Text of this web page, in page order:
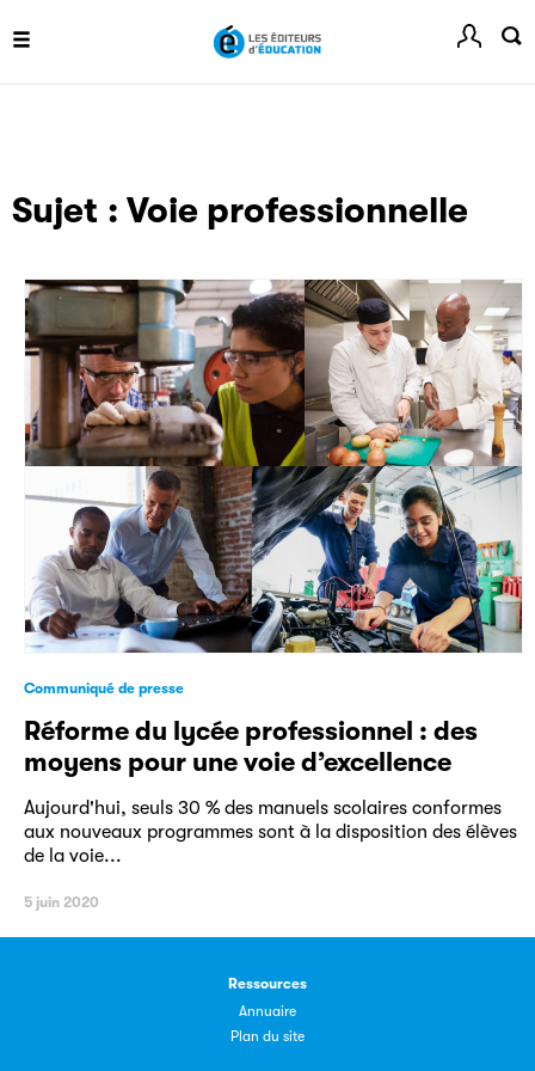
Sujet : Voie professionnelle
Communiqué de presse
Réforme du lycée professionnel : des
moyens pour une voie d’excellence
Aujourd'hui, seuls 30 % des manuels scolaires conformes
aux nouveaux programmes sont à la disposition des élèves
de la voie...
5 juin 2020
Ressources
Annuaire
Plan du site
Clic.EDIt
Clic.EDIt, pour faciliter les échanges informatisés entre
tous les acteurs de la filière de la fabrication de livres.
Les petits champions de la lecture
Le jeu de lecture à voix haute gratuit et ouvert à tous les
enfants de CM1 et de CM2.
Partenaire